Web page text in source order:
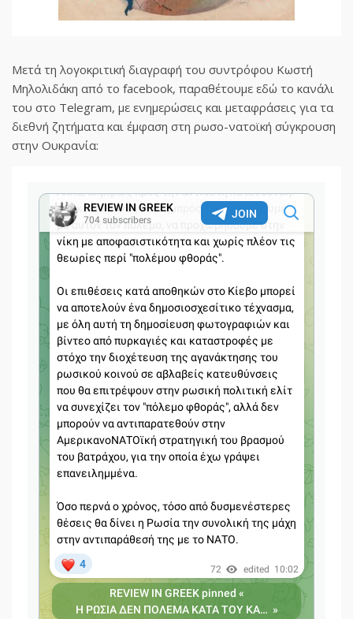
Μετά τη λογοκριτική διαγραφή του συντρόφου Κωστή
Μηλολιδάκη από το facebook, παραθέτουμε εδώ το κανάλι
του στο Telegram, με ενημερώσεις και μεταφράσεις για τα
διεθνή ζητήματα και έμφαση στη ρωσο-νατοϊκή σύγκρουση
στην Ουκρανία: